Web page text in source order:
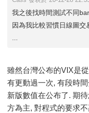
我之後找時間測試不同
因為我比較習慣日線圖
雖然台灣公布的VIX是
有更動過一次, 有段時
新版數值在公布了. 期
方為主, 對程式的要求